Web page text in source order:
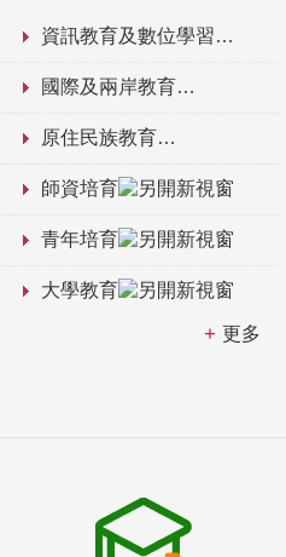
資訊教育及數位學習
國際及兩岸教育
原住民族教育
師資培育
青年培育
大學教育
更多